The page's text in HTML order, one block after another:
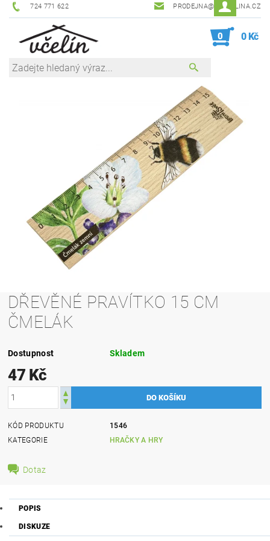
724 771 622 PRODEJNA@ZEVCELINA.CZ
0 0 Kč
DŘEVĚNÉ PRAVÍTKO 15 CM
ČMELÁK
Dostupnost Skladem
47 Kč
KÓD PRODUKTU
1546
KATEGORIE
HRAČKY A HRY
Dotaz
POPIS
DISKUZE